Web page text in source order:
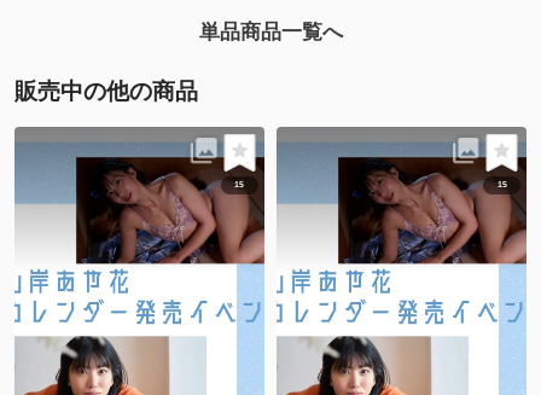
単品商品一覧へ
販売中の他の商品
15 15